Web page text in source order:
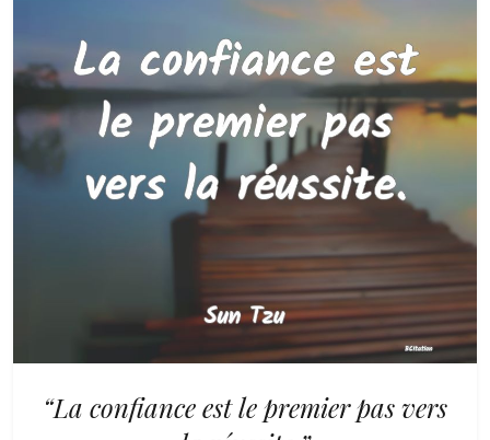
“La confiance est le premier pas vers